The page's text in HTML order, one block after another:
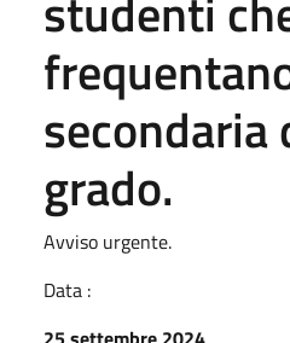
secondaria
grado.
Avviso urgente.
Data :